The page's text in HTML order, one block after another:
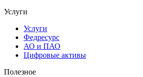
Услуги
Услуги
Федресурс
АО и ПАО
Цифровые активы
Полезное